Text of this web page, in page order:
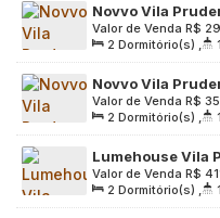
Novvo Vila
Construção | 34
varanda | sem
R$
Valor de Venda
Leste, 03132-060,
2 Dormitório(s) , 1
Sala(s) , Útil: 34.00
Novvo Vila
Construção | 37
varanda | vaga
R$
Valor de Venda
Leste, 03132-060,
2 Dormitório(s) , 1
Sala(s) , Útil: 37.00
Lumehouse Vila
Construção | 38
| 01 vaga
R$
Valor de Venda
Leste, 03156-001,
2 Dormitório(s) , 1
Sala(s) , 1 Vaga(s) ,